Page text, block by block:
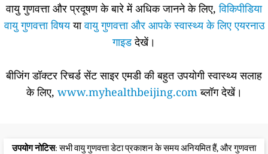
वायु गुणवत्ता और प्रदूषण के बारे में अधिक जानने के लिए,विकिपीडिया
वायु गुणवत्ता विषययावायु गुणवत्ता और आपके स्वास्थ्य के लिए एयरनाउ
गाइडदेखें।
बीजिंग डॉक्टर रिचर्ड सेंट साइर एमडी की बहुत उपयोगी स्वास्थ्य सलाह
के लिए, www.myhealthbeijing.comब्लॉग देखें।
उपयोग नोटिस: सभी वायु गुणवत्ता डेटा प्रकाशन के समय अनियमित हैं, और गुणवत्ता